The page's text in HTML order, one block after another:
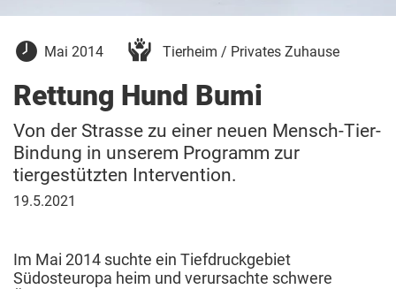
14.
Mai 2014 Tierheim / Privates Zuhause
Rettung Hund Bumi
Von der Strasse zu einer neuen Mensch-Tier-
Bindung in unserem Programm zur
tiergestützten Intervention.
19.
19.5.2021
Im Mai 2014 suchte ein Tiefdruckgebiet
Südosteuropa heim und verursachte schwere